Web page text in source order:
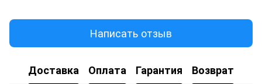
Написать отзыв
Доставка Оплата Гарантия Возврат